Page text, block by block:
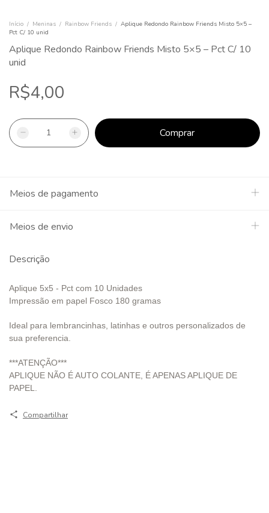
Início / Meninas / Rainbow Friends / Aplique Redondo Rainbow Friends Misto 5×5 –
Pct C/ 10 unid
Aplique Redondo Rainbow Friends Misto 5×5 – Pct C/ 10
unid
R$4,00
Meios de pagamento
Meios de envio
Descrição
Aplique 5x5 - Pct com 10 Unidades
Impressão em papel Fosco 180 gramas
Ideal para lembrancinhas, latinhas e outros personalizados de
sua preferencia.
***ATENÇÃO***
APLIQUE NÃO É AUTO COLANTE, É APENAS APLIQUE DE
PAPEL.
Compartilhar